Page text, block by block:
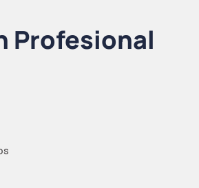
Profesional